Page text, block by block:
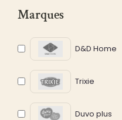
Marques
D&D Home
Trixie
Duvo plus